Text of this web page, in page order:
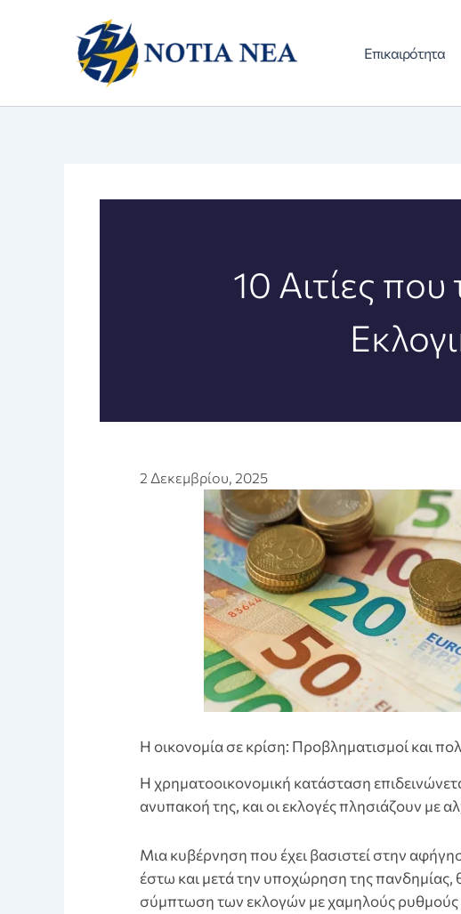
περιεχόμενο
Επικαιρότητα
10 Αιτίες
2 Δεκεμβρίου, 2025
Η οικονομία σε κρίση: Προβληματισμοί και
Η χρηματοοικονομική κατάσταση
ανυπακοή της, και οι εκλογές πλησιάζουν με
Μια κυβέρνηση που έχει βασιστεί στην
έστω και μετά την υποχώρηση της πανδημίας,
σύμπτωση των εκλογών με χαμηλούς